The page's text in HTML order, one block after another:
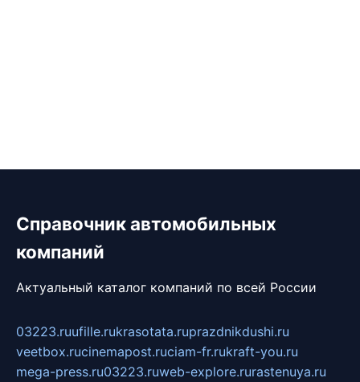
Справочник автомобильных
компаний
Актуальный каталог компаний по всей России
03223.ruufille.rukrasotata.ruprazdnikdushi.ru
veetbox.rucinemapost.ruciam-fr.rukraft-you.ru
mega-press.ru03223.ruweb-explore.rurastenuya.ru